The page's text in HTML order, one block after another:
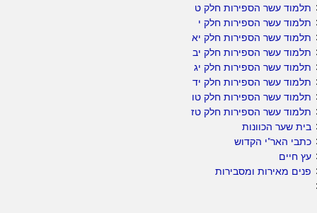
תלמוד עשר הספירות חלק ט
תלמוד עשר הספירות חלק י
תלמוד עשר הספירות חלק יא
תלמוד עשר הספירות חלק יב
תלמוד עשר הספירות חלק יג
תלמוד עשר הספירות חלק יד
תלמוד עשר הספירות חלק טו
תלמוד עשר הספירות חלק טז
בית שער הכוונות
כתבי האר"י הקדוש
עץ חיים
פנים מאירות ומסבירות